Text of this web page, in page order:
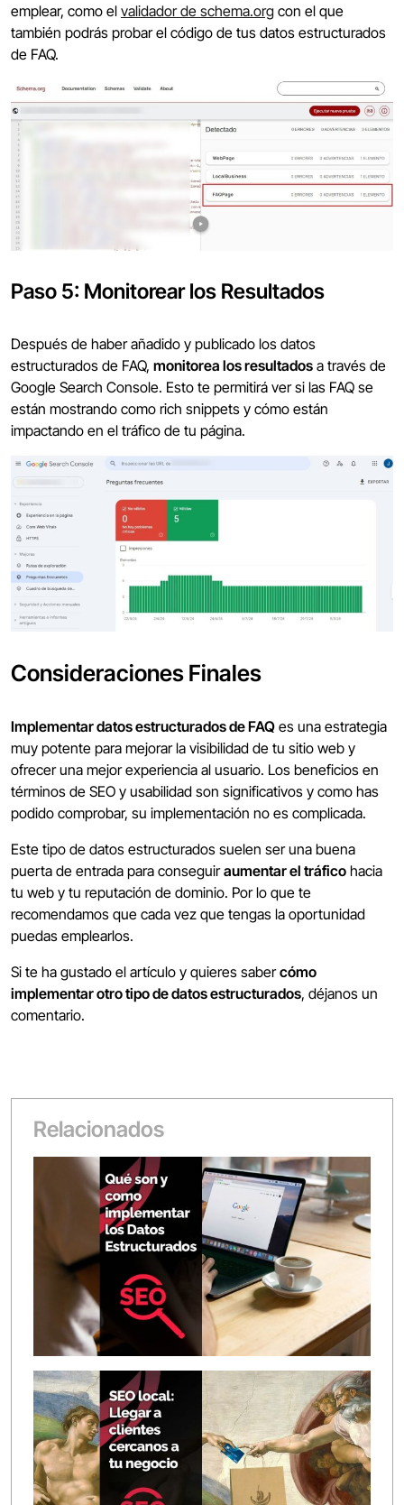
emplear, como el validador de schema.org con el que
también podrás probar el código de tus datos estructurados
de FAQ.
Paso 5: Monitorear los Resultados
Después de haber añadido y publicado los datos
estructurados de FAQ, monitorea los resultados a través de
Google Search Console. Esto te permitirá ver si las FAQ se
están mostrando como rich snippets y cómo están
impactando en el tráfico de tu página.
Consideraciones Finales
Implementar datos estructurados de FAQ es una estrategia
muy potente para mejorar la visibilidad de tu sitio web y
ofrecer una mejor experiencia al usuario. Los beneficios en
términos de SEO y usabilidad son significativos y como has
podido comprobar, su implementación no es complicada.
Este tipo de datos estructurados suelen ser una buena
puerta de entrada para conseguiraumentar el tráfico hacia
tu web y tu reputación de dominio. Por lo que te
recomendamos que cada vez que tengas la oportunidad
puedas emplearlos.
Si te ha gustado el artículo y quieres sabercómo
implementar otro tipo de datos estructurados, déjanos un
comentario.